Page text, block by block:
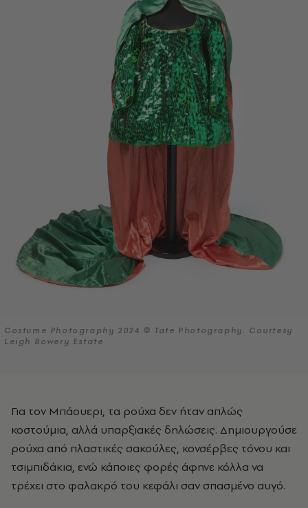
Costume Photography 2024 © Tate Photography. Courtesy
Leigh Bowery Estate
Για τον Μπάουερι, τα ρούχα δεν ήταν απλώς
κοστούμια, αλλά υπαρξιακές δηλώσεις. Δημιουργούσε
ρούχα από πλαστικές σακούλες, κονσέρβες τόνου και
τσιμπιδάκια, ενώ κάποιες φορές άφηνε κόλλα να
τρέχει στο φαλακρό του κεφάλι σαν σπασμένο αυγό.